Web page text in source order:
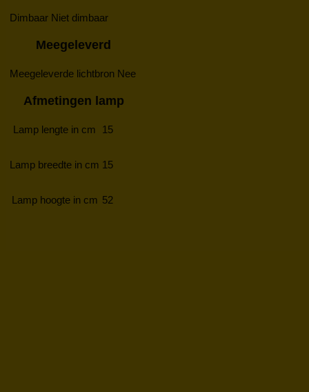
Dimbaar Niet dimbaar
Meegeleverd
Meegeleverde lichtbron Nee
Afmetingen lamp
Lamp lengte in cm 15
Lamp breedte in cm 15
Lamp hoogte in cm 52